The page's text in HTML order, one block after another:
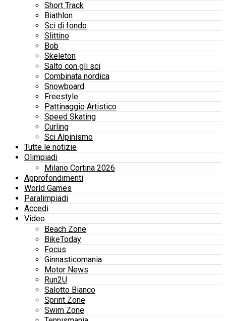
Short Track
Biathlon
Sci di fondo
Slittino
Bob
Skeleton
Salto con gli sci
Combinata nordica
Snowboard
Freestyle
Pattinaggio Artistico
Speed Skating
Curling
Sci Alpinismo
Tutte le notizie
Olimpiadi
Milano Cortina 2026
Approfondimenti
World Games
Paralimpiadi
Accedi
Video
Beach Zone
BikeToday
Focus
Ginnasticomania
Motor News
Run2U
Salotto Bianco
Sprint Zone
Swim Zone